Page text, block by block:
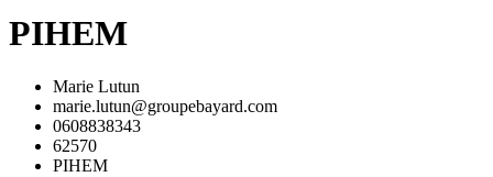
PIHEM
Marie Lutun
marie.lutun@groupebayard.com
0608838343
62570
PIHEM